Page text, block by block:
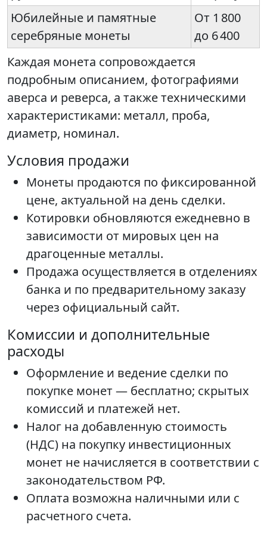
Юбилейные и памятные
серебряные монеты
От 1 800
до 6 400
Каждая монета сопровождается
подробным описанием, фотографиями
аверса и реверса, а также техническими
характеристиками: металл, проба,
диаметр, номинал.
Условия продажи
Монеты продаются по фиксированной
цене, актуальной на день сделки.
Котировки обновляются ежедневно в
зависимости от мировых цен на
драгоценные металлы.
Продажа осуществляется в отделениях
банка и по предварительному заказу
через официальный сайт.
Комиссии и дополнительные
расходы
Оформление и ведение сделки по
покупке монет — бесплатно; скрытых
комиссий и платежей нет.
Налог на добавленную стоимость
(НДС) на покупку инвестиционных
монет не начисляется в соответствии с
законодательством РФ.
Оплата возможна наличными или с
расчетного счета.